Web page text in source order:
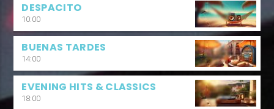
DESPACITO
10:00
BUENAS TARDES
14:00
EVENING HITS & CLASSICS
18:00